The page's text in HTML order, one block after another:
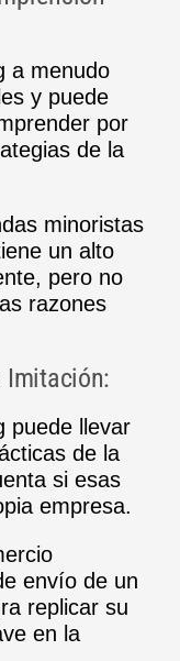
a menudo
y puede
por
de la
minoristas
un alto
pero no
razones
Imitación:
puede llevar
de la
si esas
empresa.
envío de un
replicar su
en la